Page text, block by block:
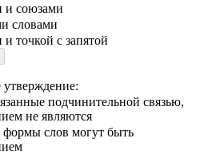
и союзами
словами
точкой с запятой
подчинительной связью,
не являются
слов могут быть